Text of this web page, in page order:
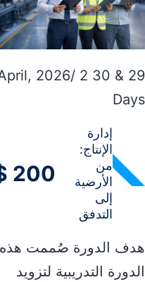
29 & 30 April, 2026/ 2
إدارة
الإنتاج:
من
الأرضية
إلى
التدفق
$200
الدورة صُممت هذه
التدريبية لتزويد